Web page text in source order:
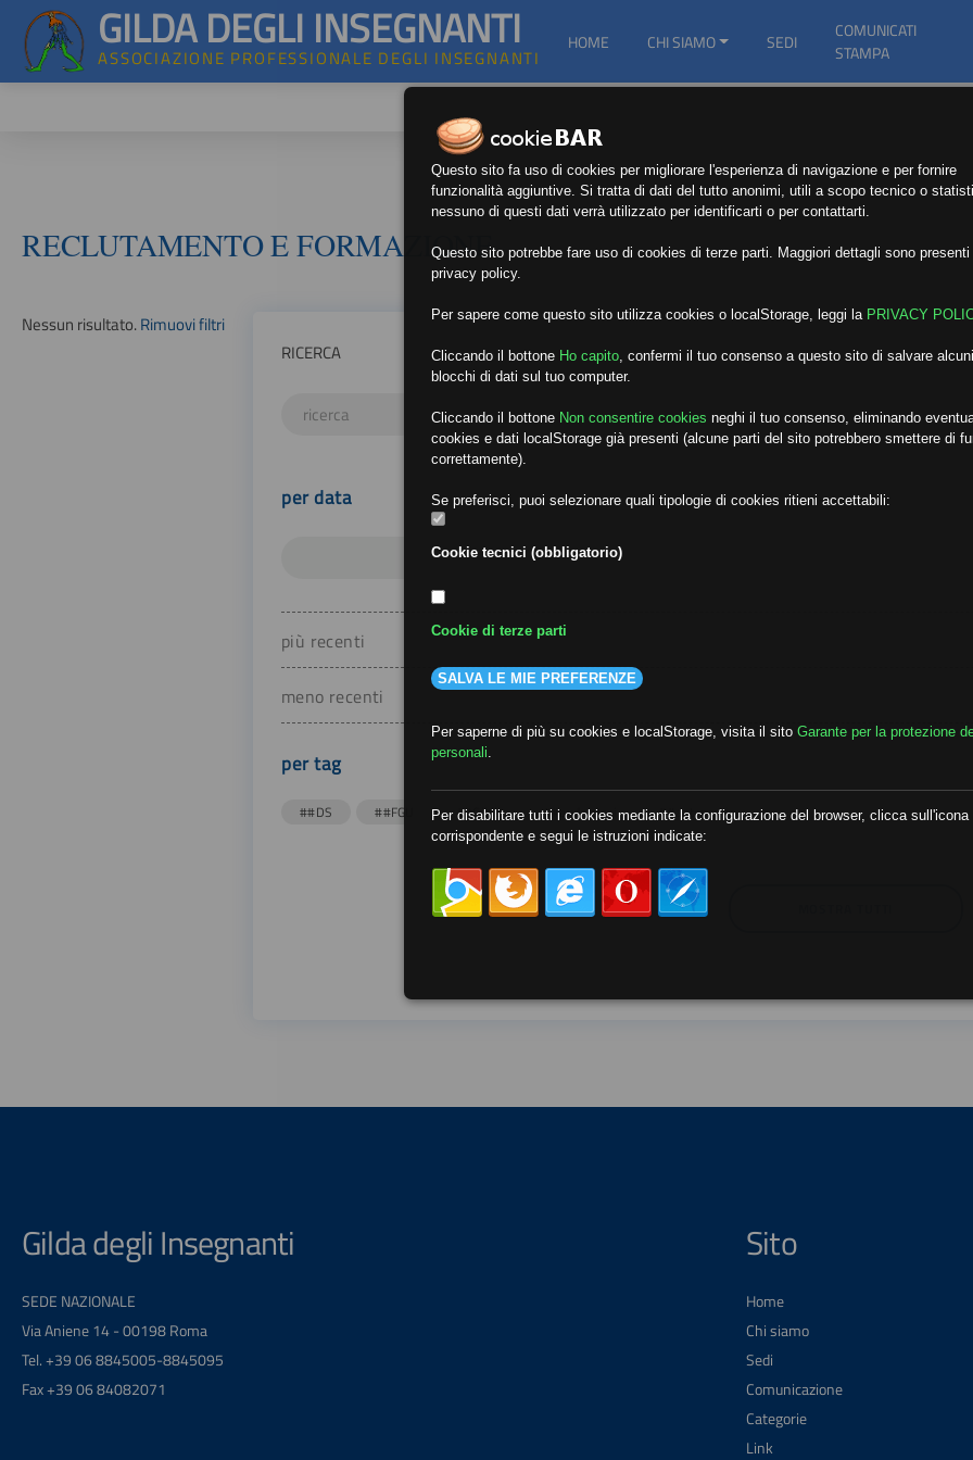
GILDA DEGLI INSEGNANTI
ASSOCIAZIONE PROFESSIONALE DEGLI INSEGNANTI
HOME CHI SIAMO SEDI
COMUNICATI
STAMPA
RECLUTAMENTO E FORMAZIONE
Nessun risultato.Rimuovi filtri
RICERCA
per data
più recenti
meno recenti
per tag
##DS ##FGU ##Gilda ##audoizioni ##autonomia
Gilda degli Insegnanti
SEDE NAZIONALE
Via Aniene 14 - 00198 Roma
Tel. +39 06 8845005-8845095
Fax +39 06 84082071
Sito
Home
Chi siamo
Sedi
Comunicazione
Categorie
Link
Questo sito fa uso di cookies per migliorare l'esperienza di navigazione e per fornire
funzionalità aggiuntive. Si tratta di dati del tutto anonimi, utili a scopo tecnico o
nessuno di questi dati verrà utilizzato per identificarti o per contattarti.
Questo sito potrebbe fare uso di cookies di terze parti. Maggiori dettagli sono
privacy policy.
Per sapere come questo sito utilizza cookies o localStorage, leggi la PRIVACY
Cliccando il bottone Ho capito confermi il tuo consenso a questo sito di salvare
blocchi di dati sul tuo computer.
Cliccando il bottone Non consentire cookies neghi il tuo consenso, eliminando
cookies e dati localStorage già presenti (alcune parti del sito potrebbero smettere di
correttamente).
Se preferisci, puoi selezionare quali tipologie di cookies ritieni accettabili:
Cookie tecnici (obbligatorio)
Cookie di terze parti
SALVA LE MIE PREFERENZE
Per saperne di più su cookies e localStorage, visita il sito Garante per la protezione
personali
Per disabilitare tutti i cookies mediante la configurazione del browser, clicca sull'icona
corrispondente e segui le istruzioni indicate: